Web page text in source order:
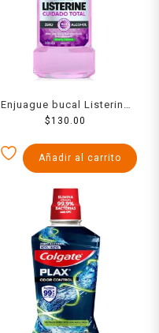
Enjuague bucal Listerine
Cuidado Total Zero menta
$130.00
Añadir al carrito